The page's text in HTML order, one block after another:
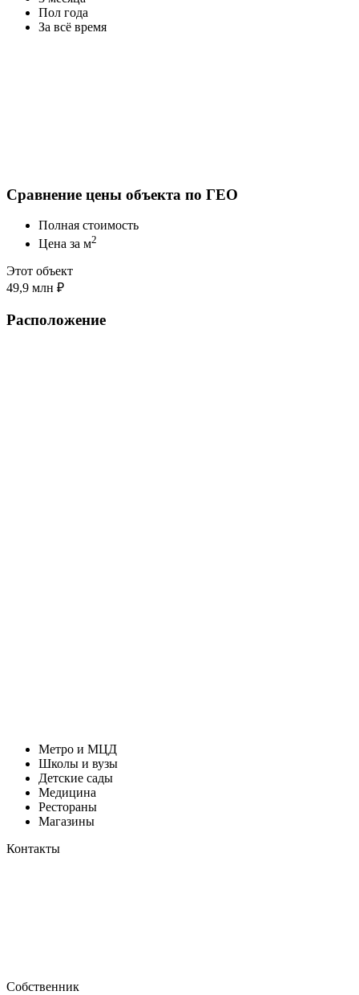
Пол года
За всё время
Сравнение цены объекта по ГЕО
Полная стоимость
Цена за м2
Этот объект
49,9 млн ₽
Расположение
Метро и МЦД
Школы и вузы
Детские сады
Медицина
Рестораны
Магазины
Контакты
Собственник